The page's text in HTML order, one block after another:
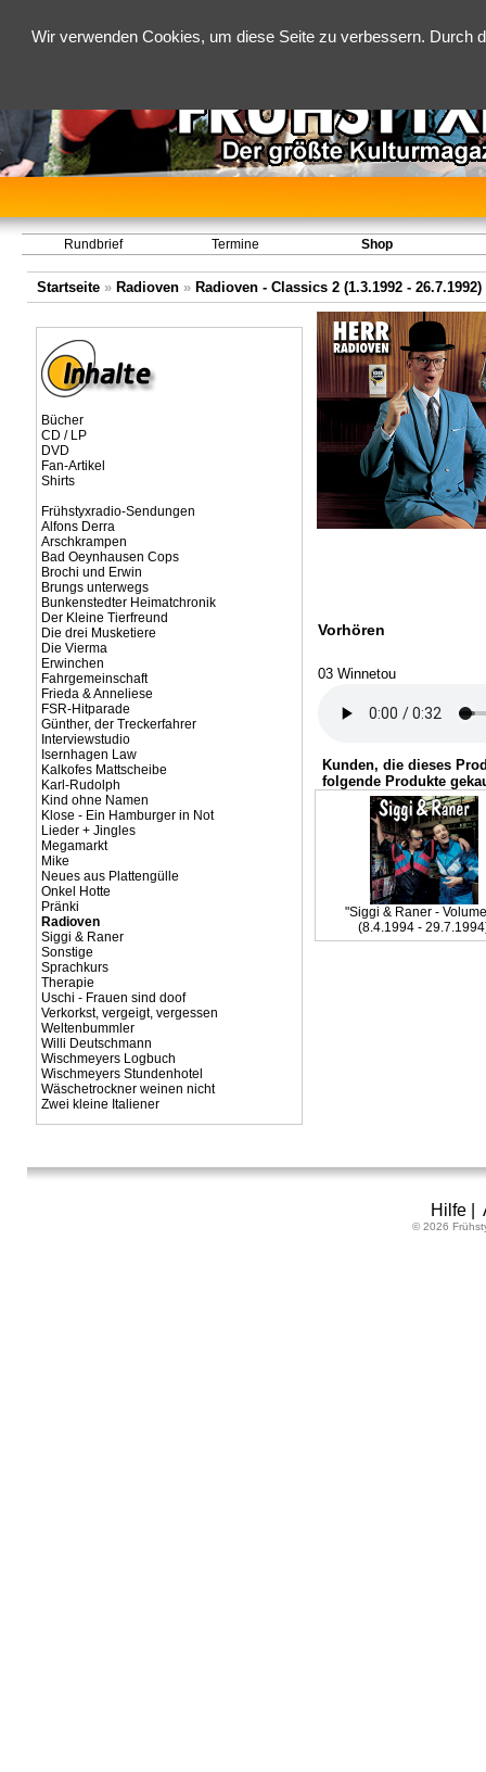
Wir verwenden Cookies, um diese Seite zu verbessern.
Rundbrief Termine Shop
Startseite» Radioven» Radioven - Classics 2 (1.3.1992 - 26.7.1992)
Bücher
CD / LP
DVD
Fan-Artikel
Shirts
Frühstyxradio-Sendungen
Alfons Derra
Arschkrampen
Bad Oeynhausen Cops
Brochi und Erwin
Brungs unterwegs
Bunkenstedter Heimatchronik
Der Kleine Tierfreund
Die drei Musketiere
Die Vierma
Erwinchen
Fahrgemeinschaft
Frieda & Anneliese
FSR-Hitparade
Günther, der Treckerfahrer
Interviewstudio
Isernhagen Law
Kalkofes Mattscheibe
Karl-Rudolph
Kind ohne Namen
Klose - Ein Hamburger in Not
Lieder + Jingles
Megamarkt
Mike
Neues aus Plattengülle
Onkel Hotte
Pränki
Radioven
Siggi & Raner
Sonstige
Sprachkurs
Therapie
Uschi - Frauen sind doof
Verkorkst, vergeigt, vergessen
Weltenbummler
Willi Deutschmann
Wischmeyers Logbuch
Wischmeyers Stundenhotel
Wäschetrockner weinen nicht
Zwei kleine Italiener
Vorhören
03 Winnetou
Kunden, die dieses
folgende Produkte
"Siggi & Raner -
(8.4.1994 -
Hilfe|
© 2026